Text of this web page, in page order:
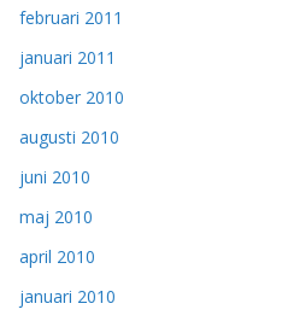
februari 2011
januari 2011
oktober 2010
augusti 2010
juni 2010
maj 2010
april 2010
januari 2010